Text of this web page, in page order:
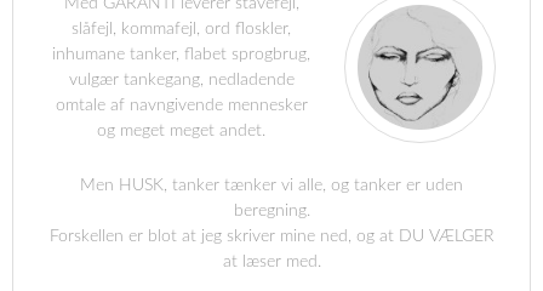
Med GARANTI leverer stavefejl,
slåfejl, kommafejl, ord floskler,
inhumane tanker, flabet sprogbrug,
vulgær tankegang, nedladende
omtale af navngivende mennesker
og meget meget andet.
Men HUSK, tanker tænker vi alle, og tanker er uden
beregning.
Forskellen er blot at jeg skriver mine ned, og at DU VÆLGER
at læser med.